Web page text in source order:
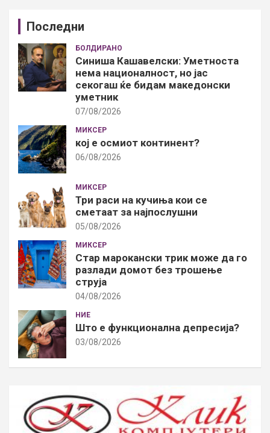
Последни
БОЛДИРАНО
Синиша Кашавелски: Уметноста
нема националност, но јас
секогаш ќе бидам македонски
уметник
07/08/2026
МИКСЕР
кој е осмиот континент?
06/08/2026
МИКСЕР
Три раси на кучиња кои се
сметаат за најпослушни
05/08/2026
МИКСЕР
Стар марокански трик може да го
разлади домот без трошење
струја
04/08/2026
НИЕ
Што е функционална депресија?
03/08/2026